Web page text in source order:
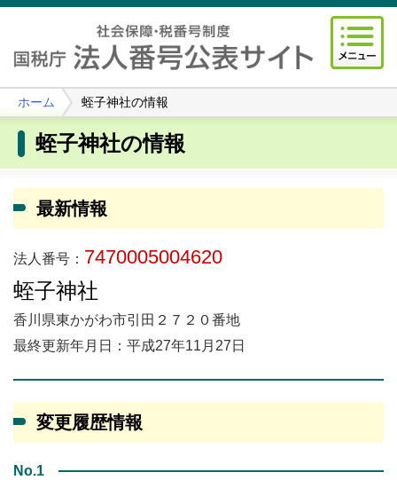
ホーム 蛭子神社の情報
蛭子神社の情報
最新情報
法人番号： 7470005004620
蛭子神社
香川県東かがわ市引田２７２０番地
最終更新年月日：平成27年11月27日
変更履歴情報
No.1